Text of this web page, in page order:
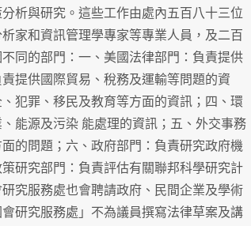
析與研究。這些工作由處內五百八十三位
家和資訊管理學專家等專業人員，及二百
同的部門：一、美國法律部門：負責提供
提供國際貿易、稅務及運輸等問題的資
犯罪、移民及教育等方面的資訊；四、環
能源及污染 能處理的資訊；五、外交事務
的問題；六、政府部門：負責研究政府機
研究部門：負責評估有關聯邦科學研究計
究服務處也會聘請政府、民間企業及學術
研究服務處」不為議員撰寫法律草案及講